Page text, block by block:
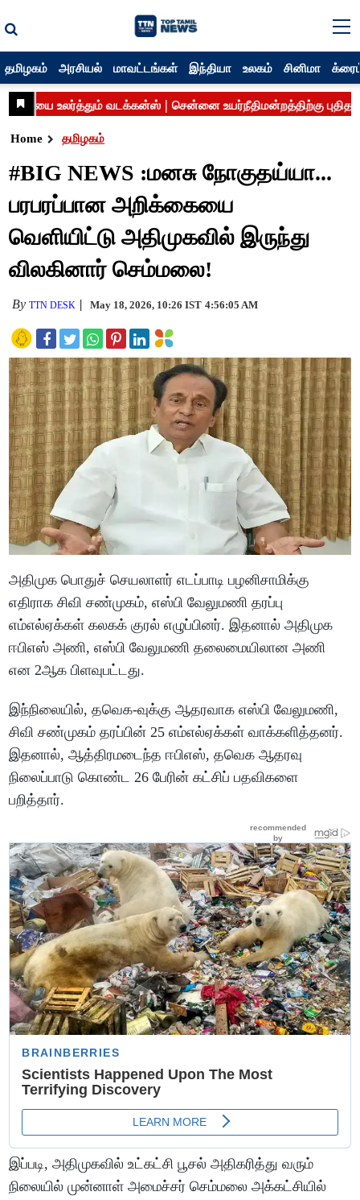
தமிழகம் அரசியல் மாவட்டங்கள் இந்தியா உலகம் சினிமா
Home தமிழகம்
#BIG NEWS :மனசு நோகுதய்யா...
பரபரப்பான அறிக்கையை
வெளியிட்டு அதிமுகவில் இருந்து
விலகினார் செம்மலை!
ByTTN DESK May 18, 2026, 10:26 IST 4:56:05 AM
அதிமுக பொதுச் செயலாளர் எடப்பாடி பழனிசாமிக்கு
எதிராக சிவி சண்முகம், எஸ்பி வேலுமணி தரப்பு
எம்எல்ஏக்கள் கலகக் குரல் எழுப்பினர். இதனால் அதிமுக
ஈபிஎஸ் அணி, எஸ்பி வேலுமணி தலைமையிலான அணி
என 2ஆக பிளவுபட்டது.
இந்நிலையில், தவெக-வுக்கு ஆதரவாக எஸ்பி வேலுமணி,
சிவி சண்முகம் தரப்பின் 25 எம்எல்ஏக்கள் வாக்களித்தனர்.
இதனால், ஆத்திரமடைந்த ஈபிஎஸ், தவெக ஆதரவு
நிலைப்பாடு கொண்ட 26 பேரின் கட்சிப் பதவிகளை
பறித்தார்.
இப்படி, அதிமுகவில் உட்கட்சி பூசல் அதிகரித்து வரும்
நிலையில் முன்னாள் அமைச்சர் செம்மலை அக்கட்சியில்